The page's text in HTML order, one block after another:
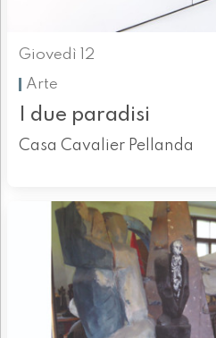
Giovedì 12
Arte
I due paradisi
Casa Cavalier Pellanda